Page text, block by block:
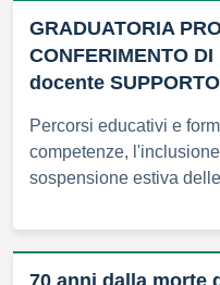
GRADUATORIA
CONFERIMENTO
docente
Percorsi educativi e
competenze,
sospensione estiva
70 anni dalla morte